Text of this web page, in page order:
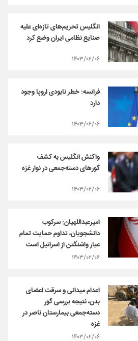
انگلیس تحریم‌های تازه‌ای علیه
صنایع نظامی ایران وضع کرد
۱۴۰۳/۰۲/۰۶
فرانسه: خطر نابودی اروپا وجود
دارد
۱۴۰۳/۰۲/۰۶
واکنش انگلیس به کشف
گورهای دسته‌جمعی در نوار غزه
۱۴۰۳/۰۲/۰۶
امیرعبداللهیان: سرکوب
دانشجویان، تداوم حمایت تمام‌
عیار واشنگتن از اسرائيل است
۱۴۰۳/۰۲/۰۶
اعدام میدانی و سرقت اعضای
بدن، نتیجه بررسی گور
دسته‌جمعی بیمارستان ناصر در
غزه
۱۴۰۳/۰۲/۰۶